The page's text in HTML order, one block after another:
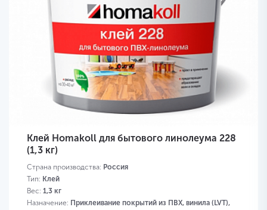
Клей Homakoll для бытового линолеума 228
(1,3 кг)
Страна производства: Россия
Тип: Клей
Вес: 1,3 кг
Назначение: Приклеивание покрытий из ПВХ, винила (LVT),